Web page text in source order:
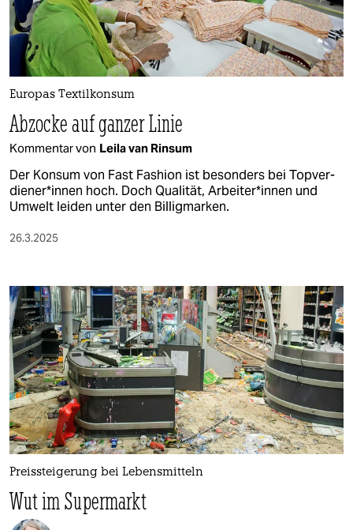
nord
wahrheit
verlag
veranstaltungen
shop
fragen & hilfe
abo
genossenschaft
epaper login
Europas Textilkonsum
Abzocke auf ganzer Linie
Kommentar von Leila van Rinsum
Der Konsum von Fast Fashion ist besonders bei Top­ver­
die­ne­r*in­nen hoch. Doch Qualität, Ar­bei­te­r*in­nen und
Umwelt leiden unter den Billigmarken.
26.3.2025
Preissteigerung bei Lebensmitteln
Wut im Supermarkt